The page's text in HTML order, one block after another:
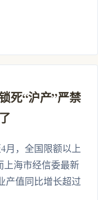
死“沪产”严禁
月，全国限额以上
上海市经信委最新
产值同比增长超过